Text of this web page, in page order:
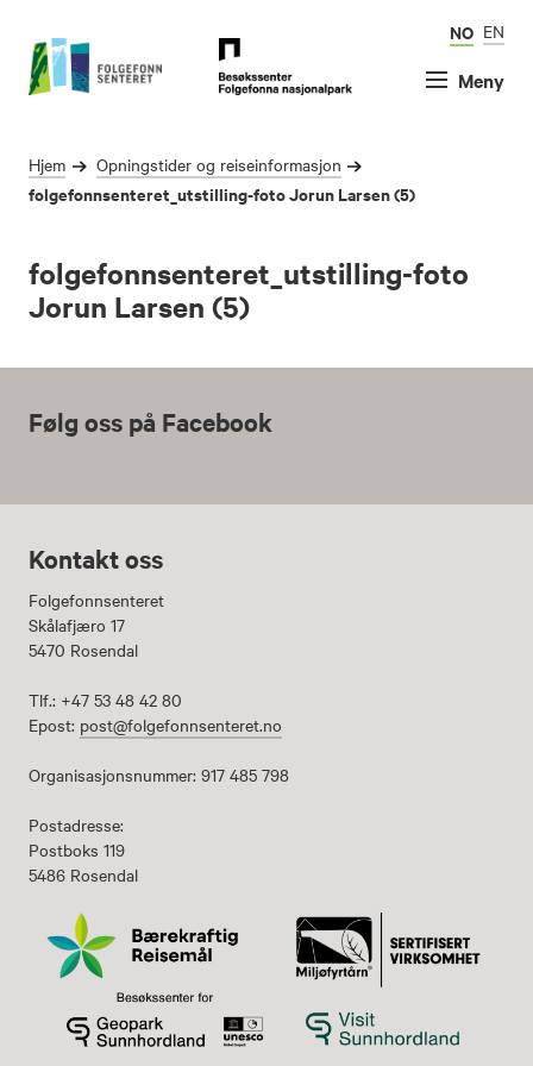
NO EN
Meny
Hjem Opningstider og reiseinformasjon
folgefonnsenteret_utstilling-foto Jorun Larsen (5)
folgefonnsenteret_utstilling-foto
Jorun Larsen (5)
Følg oss på Facebook
Kontakt oss
Folgefonnsenteret
Skålafjæro 17
5470 Rosendal
Tlf.: +47 53 48 42 80
Epost: post@folgefonnsenteret.no
Organisasjonsnummer: 917 485 798
Postadresse:
Postboks 119
5486 Rosendal